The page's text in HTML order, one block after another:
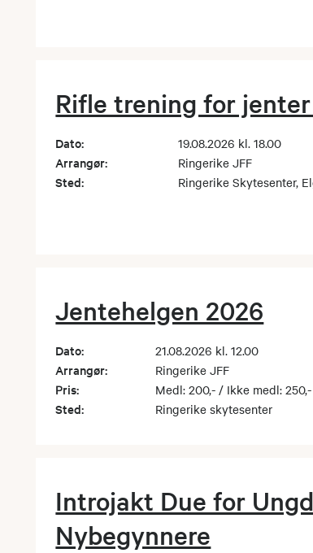
Rifle trening for
Dato: 19.08.2026 kl. 18.00
Arrangør: Ringerike JFF
Sted: Ringerike Skytesenter,
Jentehelgen 2026
Dato: 21.08.2026 kl. 12.00
Arrangør: Ringerike JFF
Pris: Medl: 200,- / Ikke medl: 250,-
Sted: Ringerike skytesenter
Introjakt Due for
Nybegynnere